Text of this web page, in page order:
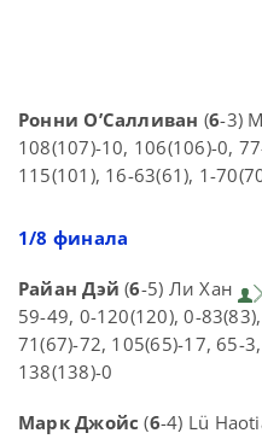
Ронни О’Салливан (6-3)
108(107)-10, 106(106)-0,
115(101), 16-63(61), 1-
1/8 финала
Райан Дэй (6-5) Ли Хан
59-49, 0-120(120), 0-
71(67)-72, 105(65)-17, 65-
138(138)-0
Марк Джойс (6-4) Lü